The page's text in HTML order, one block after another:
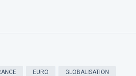
EURO GLOBALISATION